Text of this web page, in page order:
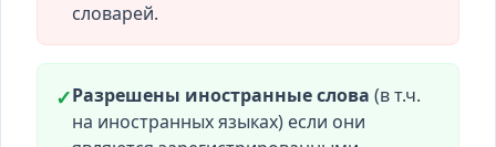
словарей.
✓Разрешены иностранные слова (в т.ч.
на иностранных языках) если они